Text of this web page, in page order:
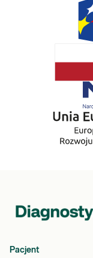
Pacjent